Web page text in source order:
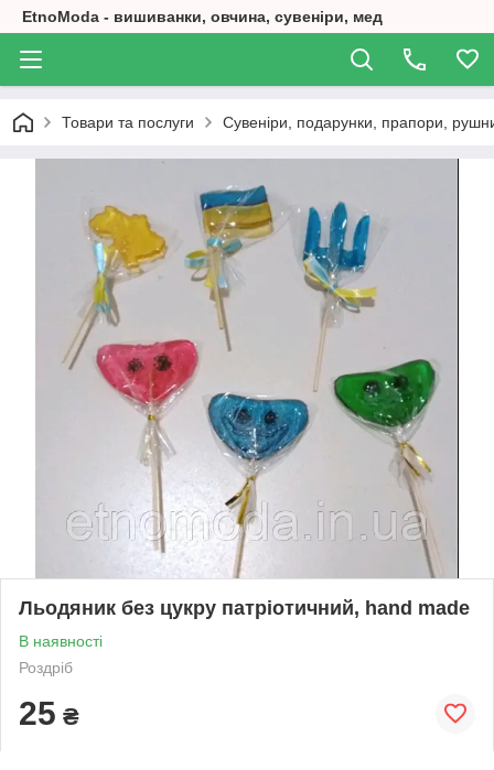
EtnoModa - вишиванки, овчина, сувеніри, мед
Товари та послуги Сувеніри, подарунки, прапори,
Льодяник без цукру патріотичний, hand made
В наявності
Роздріб
25 ₴